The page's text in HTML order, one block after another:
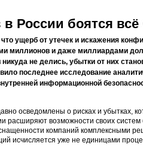
в России боятся
что ущерб от утечек и искажения
миллионов и даже миллиардами
не делись, убытки от них
последнее исследование
информационной
осведомлены о рисках и убытках,
расширяют возможности своих систем
компаний комплексными
исчисляется уже не единицами